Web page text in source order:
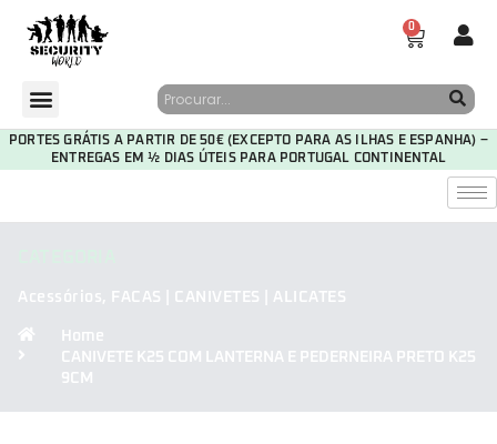
0
PORTES GRÁTIS A PARTIR DE 50€ (EXCEPTO PARA AS ILHAS E ESPANHA) –
ENTREGAS EM ½ DIAS ÚTEIS PARA PORTUGAL CONTINENTAL
Acessórios, FACAS | CANIVETES | ALICATES
Home
CANIVETE K25 COM LANTERNA E PEDERNEIRA PRETO K25
9CM